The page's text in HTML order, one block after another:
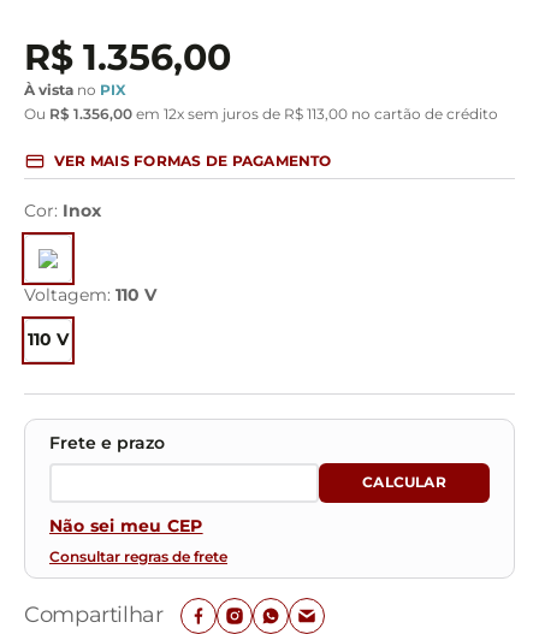
R$ 1.356,00
À vista no PIX
Ou R$ 1.356,00 em 12x sem juros de R$ 113 00 no cartão de crédito
VER MAIS FORMAS DE PAGAMENTO
Cor: Inox
Voltagem: 110 V
110 V
Não sei meu CEP
Consultar regras de frete
Compartilhar